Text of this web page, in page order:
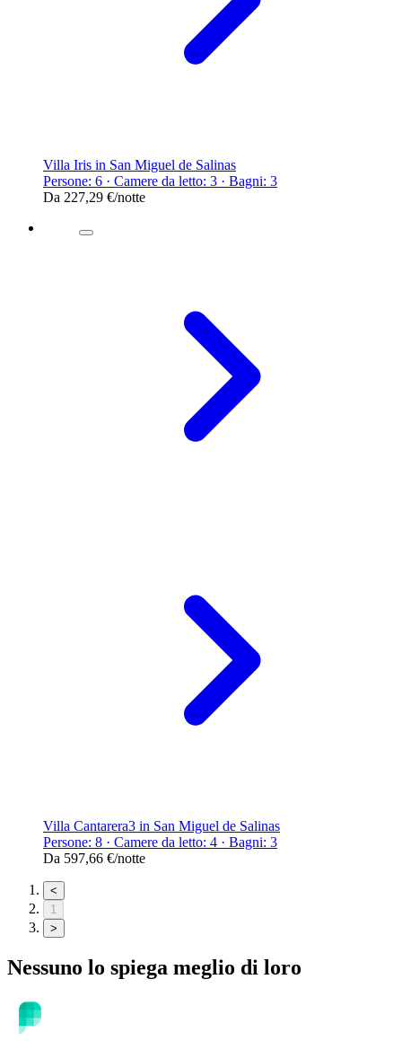
Villa Iris in San Miguel de Salinas
Persone: 6 · Camere da letto: 3 · Bagni: 3
Da 227,29 €/notte
Villa Cantarera3 in San Miguel de Salinas
Persone: 8 · Camere da letto: 4 · Bagni: 3
Da 597,66 €/notte
<
1
>
Nessuno lo spiega meglio di loro